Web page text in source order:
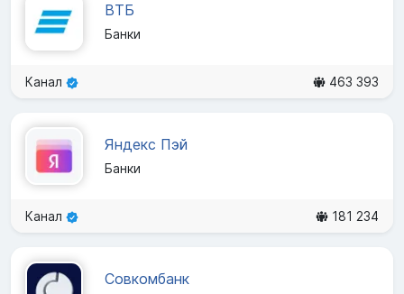
ВТБ
Банки
Канал 463 393
Яндекс Пэй
Банки
Канал 181 234
Совкомбанк